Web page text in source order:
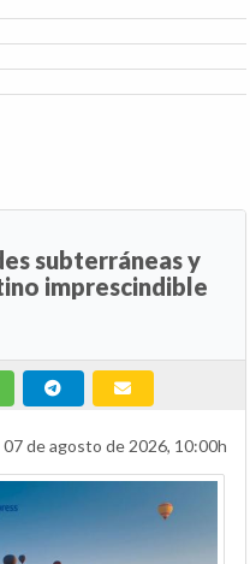
subterráneas y
imprescindible
07 de agosto de 2026, 10:00h